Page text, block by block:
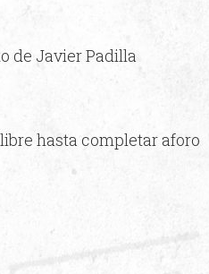
de Javier Padilla
hasta completar aforo